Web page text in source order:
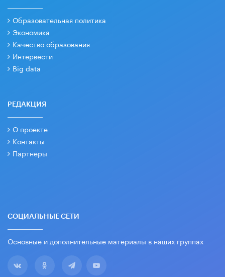
Образовательная политика
Экономика
Качество образования
Интервести
Big data
РЕДАКЦИЯ
О проекте
Контакты
Партнеры
СОЦИАЛЬНЫЕ СЕТИ
Основные и дополнительные материалы в наших группах